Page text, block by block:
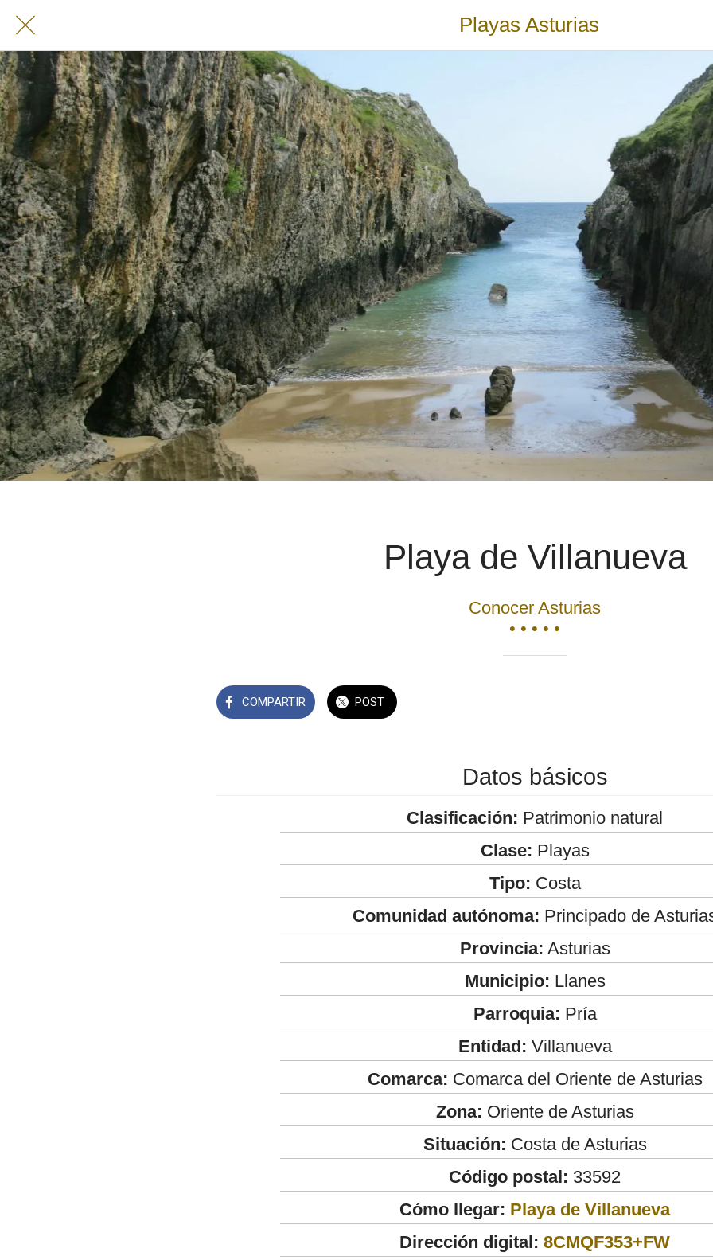
Playas Asturias
Playa de Villanueva
Conocer Asturias
• • • • •
COMPARTIR POST
Datos básicos
Clasificación: Patrimonio natural
Clase: Playas
Tipo: Costa
Comunidad autónoma: Principado de
Provincia: Asturias
Municipio: Llanes
Parroquia: Pría
Entidad: Villanueva
Comarca: Comarca del Oriente de Asturias
Zona: Oriente de Asturias
Situación: Costa de Asturias
Código postal: 33592
Cómo llegar: Playa de Villanueva
Dirección digital: 8CMQF353+FW